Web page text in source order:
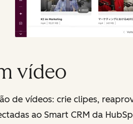
vídeo
de vídeos: crie clipes,
ao Smart CRM da